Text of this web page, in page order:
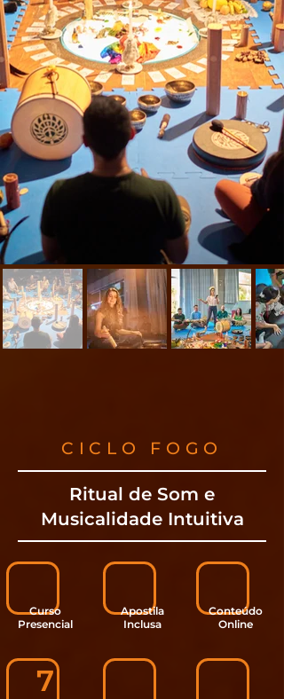
CICLO FOGO
Ritual de Som e
Musicalidade Intuitiva
Curso
Presencial
Apostila
Inclusa
Conteúdo
Online
7